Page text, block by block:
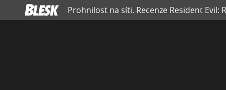
Prohnilost na síti. Recenze Resident Evil: